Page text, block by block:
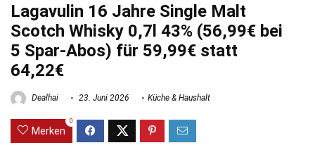
Lagavulin 16 Jahre Single Malt
Scotch Whisky 0,7l 43% (56,99€ bei
5 Spar-Abos) für 59,99€ statt
64,22€
Dealhai 23. Juni 2026 Küche & Haushalt
Merken
0